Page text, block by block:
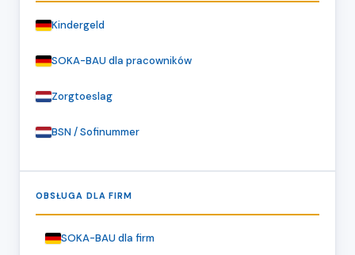
Kindergeld
SOKA-BAU dla pracowników
Zorgtoeslag
BSN / Sofinummer
OBSŁUGA DLA FIRM
SOKA-BAU dla firm